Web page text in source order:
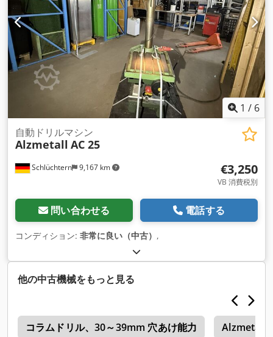
1 / 6
Schlüchtern 9,167 km
自動ドリルマシン
Alzmetall AC 25
€3,250
VB 消費税別
問い合わせる 電話する
コンディション: 非常に良い（中古） ,
他の中古機械をもっと見る
コラムドリル、30～39mm 穴あけ能力 Alzmetall